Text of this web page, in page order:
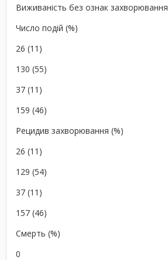
Виживаність без ознак захворювання
Число подій (%)
26 (11)
130 (55)
37 (11)
159 (46)
Рецидив захворювання (%)
26 (11)
129 (54)
37 (11)
157 (46)
Смерть (%)
0